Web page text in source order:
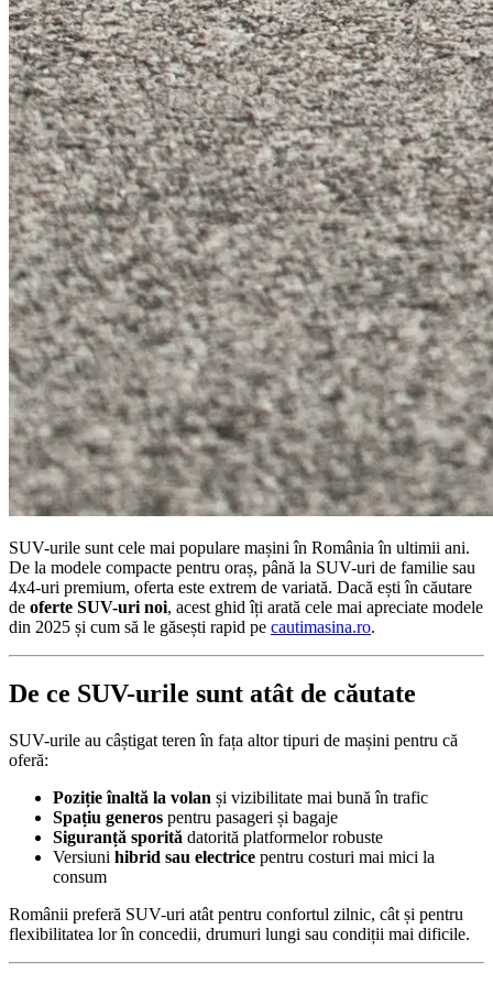
SUV-urile sunt cele mai populare mașini în România în ultimii ani.
De la modele compacte pentru oraș, până la SUV-uri de familie sau
4x4-uri premium, oferta este extrem de variată. Dacă ești în căutare
de oferte SUV-uri noi, acest ghid îți arată cele mai apreciate modele
din 2025 și cum să le găsești rapid pe cautimasina.ro.
De ce SUV-urile sunt atât de căutate
SUV-urile au câștigat teren în fața altor tipuri de mașini pentru că
oferă:
Poziție înaltă la volan și vizibilitate mai bună în trafic
Spațiu generos pentru pasageri și bagaje
Siguranță sporită datorită platformelor robuste
Versiuni hibrid sau electrice pentru costuri mai mici la
consum
Românii preferă SUV-uri atât pentru confortul zilnic, cât și pentru
flexibilitatea lor în concedii, drumuri lungi sau condiții mai dificile.